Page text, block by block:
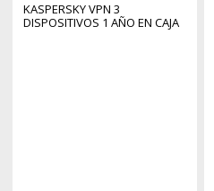
KASPERSKY VPN 3
DISPOSITIVOS 1 AÑO EN CAJA